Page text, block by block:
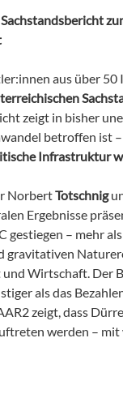
aus über
zeigt in bisher
betroffen ist
Infrastruktur
NorbertTotschnig
Ergebnisse
gestiegen – mehr
gravitativen
Wirtschaft. Der
als das
zeigt, dass
werden –